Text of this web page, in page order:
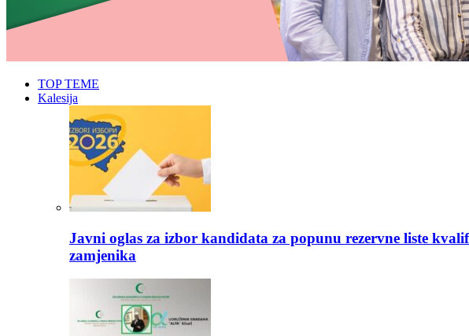
TOP TEME
Kalesija
Javni oglas za izbor kandidata za popunu rezervne liste
zamjenika